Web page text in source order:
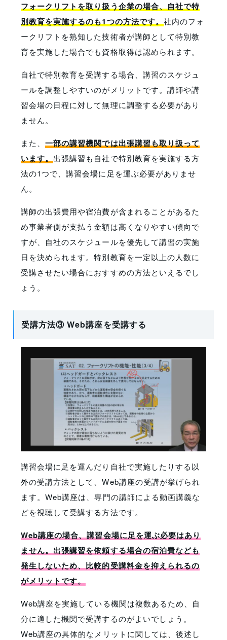
フォークリフトを取り扱う企業の場合、自社で特
別教育を実施するのも1つの方法です。社内のフォ
ークリフトを熟知した技術者が講師として特別教
育を実施した場合でも資格取得は認められます。
自社で特別教育を受講する場合、講習のスケジュ
ールを調整しやすいのがメリットです。講師や講
習会場の日程に対して無理に調整する必要があり
ません。
また、一部の講習機関では出張講習も取り扱って
います。出張講習も自社で特別教育を実施する方
法の1つで、講習会場に足を運ぶ必要がありませ
ん。
講師の出張費用や宿泊費が含まれることがあるた
め事業者側が支払う金額は高くなりやすい傾向で
すが、自社のスケジュールを優先して講習の実施
日を決められます。特別教育を一定以上の人数に
受講させたい場合におすすめの方法といえるでし
ょう。
受講方法③ Web講座を受講する
講習会場に足を運んだり自社で実施したりする以
外の受講方法として、Web講座の受講が挙げられ
ます。Web講座は、専門の講師による動画講義な
どを視聴して受講する方法です。
Web講座の場合、講習会場に足を運ぶ必要はあり
ません。出張講習を依頼する場合の宿泊費なども
発生しないため、比較的受講料金を抑えられるの
がメリットです。
Web講座を実施している機関は複数あるため、自
分に適した機関で受講するのがよいでしょう。
Web講座の具体的なメリットに関しては、後述し